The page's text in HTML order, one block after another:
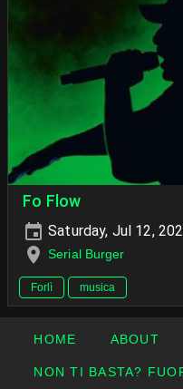
Fo Flow
Saturday, Jul 12,
Serial Burger
Forlì musica
HOME ABOUT
NON TI BASTA?